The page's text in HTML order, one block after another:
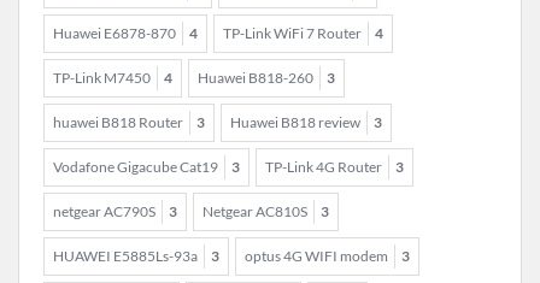
Huawei E6878-870 4 TP-Link WiFi 7 Router 4
TP-Link M7450 4 Huawei B818-260 3
huawei B818 Router 3 Huawei B818 review 3
Vodafone Gigacube Cat19 3 TP-Link 4G Router 3
netgear AC790S 3 Netgear AC810S 3
HUAWEI E5885Ls-93a 3 optus 4G WIFI modem 3